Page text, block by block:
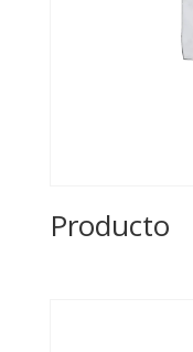
Producto